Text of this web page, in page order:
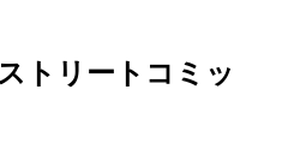
トリートコミッ